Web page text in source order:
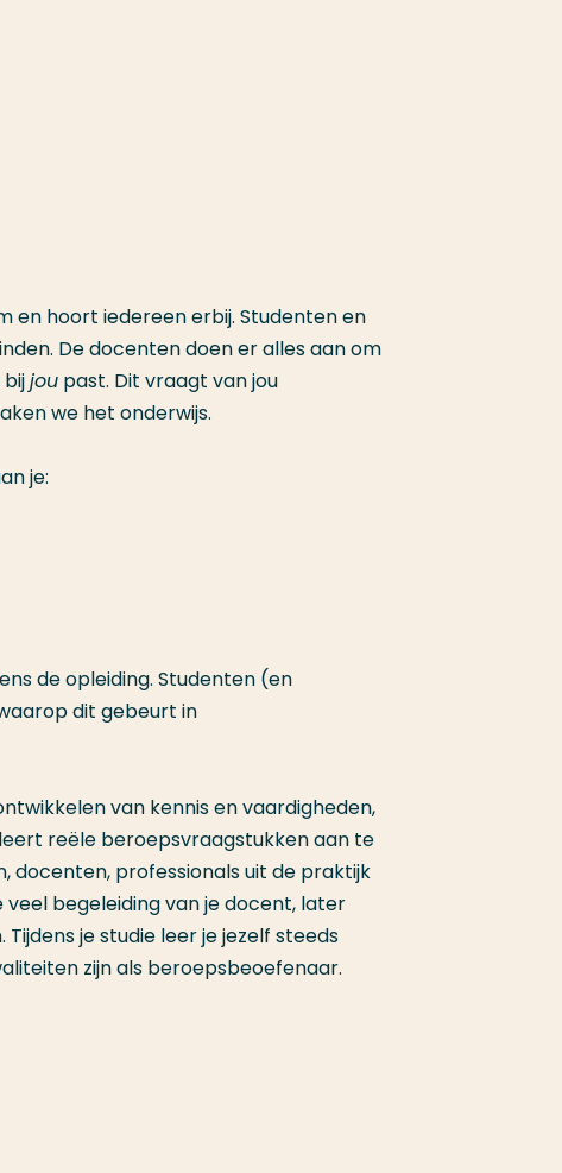
en hoort iedereen erbij. Studenten en
De docenten doen er alles aan om
jou past. Dit vraagt van jou
we het onderwijs.
je:
de opleiding. Studenten (en
dit gebeurt in
van kennis en vaardigheden,
reële beroepsvraagstukken aan te
docenten, professionals uit de praktijk
begeleiding van je docent, later
je studie leer je jezelf steeds
zijn als beroepsbeoefenaar.